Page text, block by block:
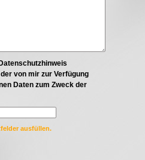
Datenschutzhinweis
von mir zur Verfügung
Daten zum Zweck der
ausfüllen.